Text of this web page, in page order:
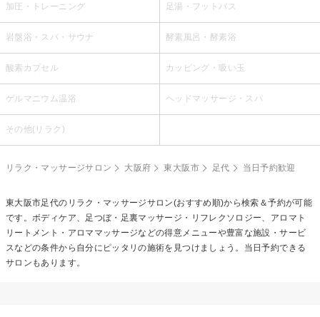
加圧・トレーニング 足湯・フットバス
岩盤浴・スパ・サウナ 酵素風呂・酵素浴
酸素カプセル カッピング・吸い玉
ゲルマニウム温浴 ヘッドマッサージ・スパ
その他(リラク)
リラク・マッサージサロン 大阪府 東大阪市 足代 当日予約歓迎
東大阪市足代のリラク・マッサージサロン(おすすめ順)から検索＆予約が可能
です。ボディケア、足つぼ・足裏マッサージ・リフレクソロジー、アロマト
リートメント・アロママッサージなどの得意メニューや豊富な施設・サービ
スなどの条件から自分にピッタリの施術を見つけましょう。当日予約できる
サロンもあります。